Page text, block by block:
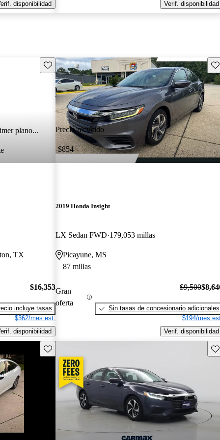
disponibilidad Verif. disponibilidad
plano...
Guarda este Aviso
TX
$16,353
incluye tasas
$362/mes est.
disponibilidad
Precio reducido
-$854
2019 Honda Insight
LX Sedan FWD 179,053 millas
Picayune, MS
87 millas
Gran
oferta
$9,500
Sin tasas de concesionario adicionales
$194/mes
Verif. disponibilidad
Guarda este Aviso